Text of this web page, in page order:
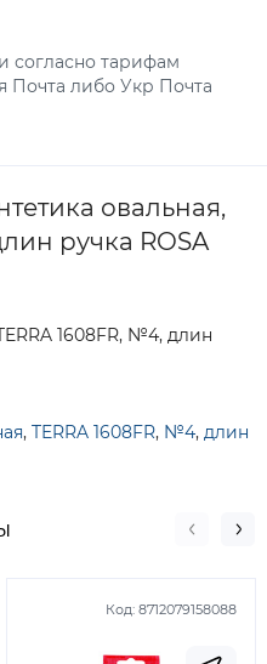
согласно тарифам
Почта либо Укр Почта
овальная,
ручка ROSA
1608FR, №4, длин
, TERRA 1608FR, №4, длин
Код: 8712079158088